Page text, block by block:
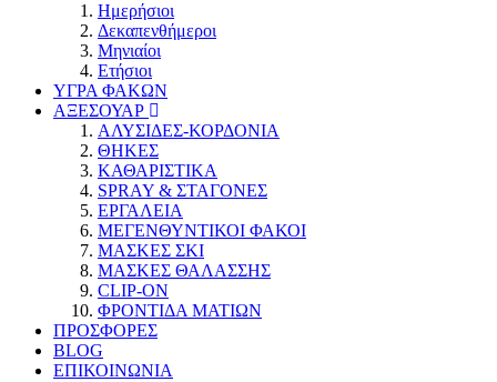
Ημερήσιοι
Δεκαπενθήμεροι
Μηνιαίοι
Ετήσιοι
ΥΓΡΑ ΦΑΚΩΝ
ΑΞΕΣΟΥΑΡ
ΑΛΥΣΙΔΕΣ-ΚΟΡΔΟΝΙΑ
ΘΗΚΕΣ
ΚΑΘΑΡΙΣΤΙΚΑ
SPRAY & ΣΤΑΓΟΝΕΣ
ΕΡΓΑΛΕΙΑ
ΜΕΓΕΝΘΥΝΤΙΚΟΙ ΦΑΚΟΙ
ΜΑΣΚΕΣ ΣΚΙ
ΜΑΣΚΕΣ ΘΑΛΑΣΣΗΣ
CLIP-ON
ΦΡΟΝΤΙΔΑ ΜΑΤΙΩΝ
ΠΡΟΣΦΟΡΕΣ
BLOG
ΕΠΙΚΟΙΝΩΝΙΑ